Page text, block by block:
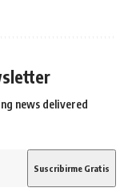
news delivered